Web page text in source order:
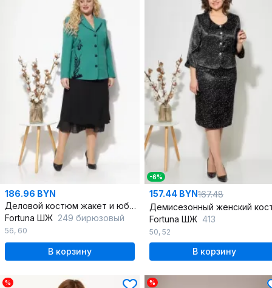
186.96 BYN
Деловой костюм жакет и юбка с шифоном и разрезами
Fortuna ШЖ 249 бирюзовый
56, 60
В корзину
-6%
157.44 BYN167.48
Fortuna ШЖ 413
50, 52
В корзину
% %